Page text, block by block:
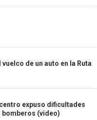
de un auto en la Ruta
expuso dificultades
bomberos (video)